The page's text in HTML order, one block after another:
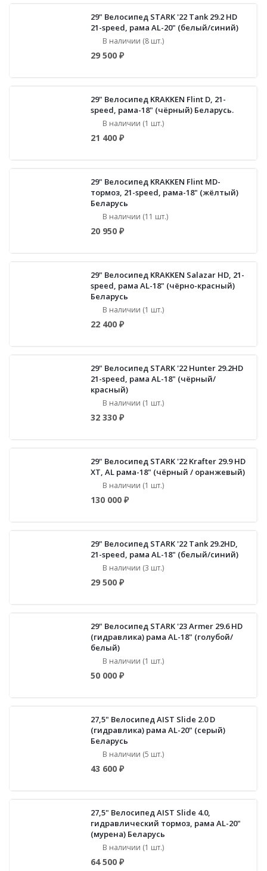
29" Велосипед STARK '22 Tank 29.2 НD
21-speed, рама AL-20" (белый/синий)
В наличии (8 шт.)
29 500 ₽
29" Велосипед KRAKKEN Flint D, 21-
speed, рама-18" (чёрный) Беларусь.
В наличии (1 шт.)
21 400 ₽
29" Велосипед KRAKKEN Flint MD-
тормоз, 21-speed, рама-18" (жёлтый)
Беларусь
В наличии (11 шт.)
20 950 ₽
29" Велосипед KRAKKEN Salazar HD, 21-
speed, рама AL-18" (чёрно-красный)
Беларусь
В наличии (1 шт.)
22 400 ₽
29" Велосипед STARK '22 Hunter 29.2HD
21-speed, рама AL-18" (чёрный/
красный)
В наличии (1 шт.)
32 330 ₽
29" Велосипед STARK '22 Krafter 29.9 HD
XT, AL рама-18" (чёрный / оранжевый)
В наличии (1 шт.)
130 000 ₽
29" Велосипед STARK '22 Tank 29.2НD,
21-speed, рама AL-18" (белый/синий)
В наличии (3 шт.)
29 500 ₽
29" Велосипед STARK '23 Armer 29.6 HD
(гидравлика) рама AL-18" (голубой/
белый)
В наличии (1 шт.)
50 000 ₽
27,5" Велосипед AIST Slide 2.0 D
(гидравлика) рама AL-20" (серый)
Беларусь
В наличии (5 шт.)
43 600 ₽
27,5" Велосипед AIST Slide 4.0,
гидравлический тормоз, рама AL-20"
(мурена) Беларусь
В наличии (1 шт.)
64 500 ₽